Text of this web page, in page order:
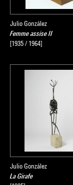
Julio González
Femme assise II
[1935 / 1964]
Julio González
La Girafe